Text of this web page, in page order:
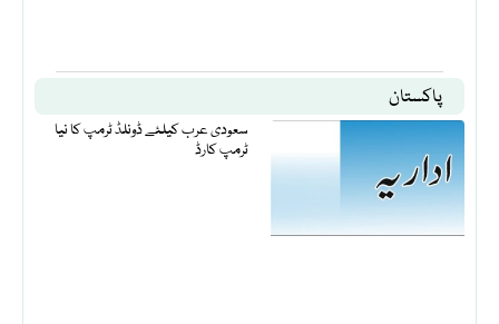
پاکستان
سعودی عرب کیلئے ڈونلڈ ٹرمپ کا نیا
ٹرمپ کارڈ